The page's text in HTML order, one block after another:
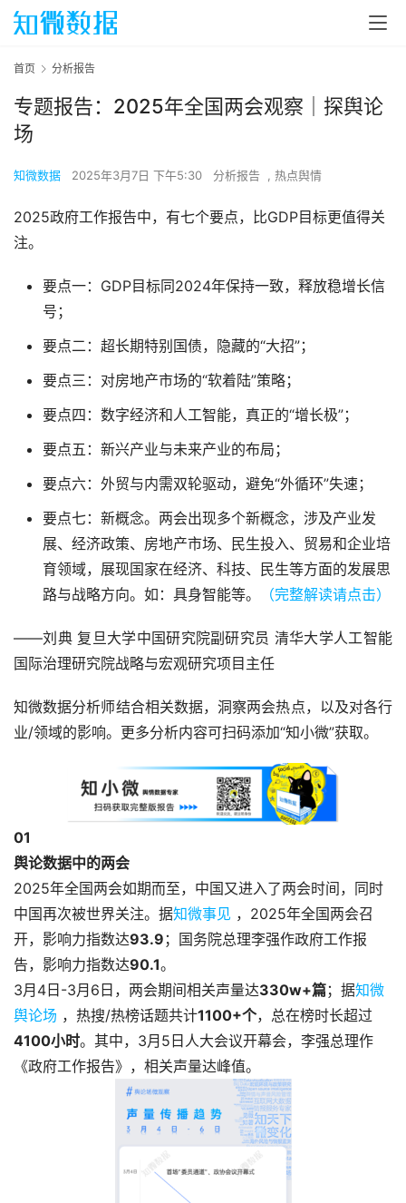
首页 分析报告
专题报告：2025年全国两会观察｜探舆论
场
知微数据 2025年3月7日 下午5:30 分析报告 , 热点舆情
2025政府工作报告中，有七个要点，比GDP目标更值得关
注。
要点一：GDP目标同2024年保持一致，释放稳增长信
号；
要点二：超长期特别国债，隐藏的“大招”；
要点三：对房地产市场的“软着陆”策略；
要点四：数字经济和人工智能，真正的“增长极”；
要点五：新兴产业与未来产业的布局；
要点六：外贸与内需双轮驱动，避免“外循环”失速；
要点七：新概念。两会出现多个新概念，涉及产业发
展、经济政策、房地产市场、民生投入、贸易和企业培
育领域，展现国家在经济、科技、民生等方面的发展思
路与战略方向。如：具身智能等。
（完整解读请点击）
——刘典 复旦大学中国研究院副研究员 清华大学人工智能
国际治理研究院战略与宏观研究项目主任
知微数据分析师结合相关数据，洞察两会热点，以及对各行
业/领域的影响。更多分析内容可扫码添加“知小微”获取。
01
舆论数据中的两会
2025年全国两会如期而至，中国又进入了两会时间，同时
中国再次被世界关注。据知微事见 ，2025年全国两会召
开，影响力指数达93.9 ；国务院总理李强作政府工作报
告，影响力指数达90.1。
3月4日-3月6日，两会期间相关声量达330w+篇；据知微
舆论场 ，热搜/热榜话题共计1100+个，总在榜时长超过
4100小时。其中，3月5日人大会议开幕会，李强总理作
《政府工作报告》，相关声量达峰值。